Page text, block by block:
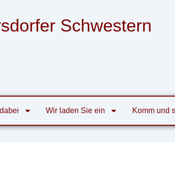
Schwestern
Wir laden Sie ein Komm und